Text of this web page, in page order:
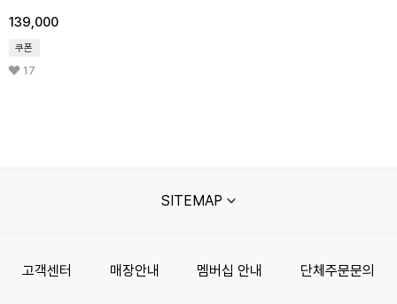
139,000
쿠폰
17
SITEMAP
고객센터 매장안내 멤버십 안내 단체주문문의